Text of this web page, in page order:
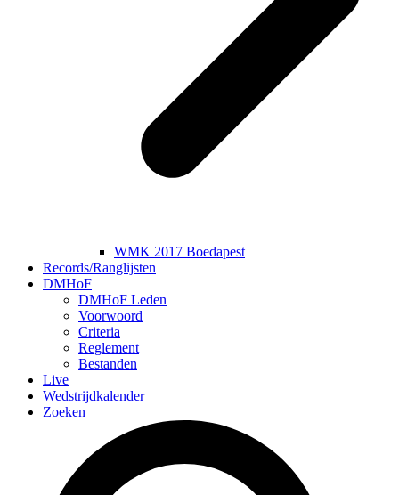
WMK 2017 Boedapest
Records/Ranglijsten
DMHoF
DMHoF Leden
Voorwoord
Criteria
Reglement
Bestanden
Live
Wedstrijdkalender
Zoeken